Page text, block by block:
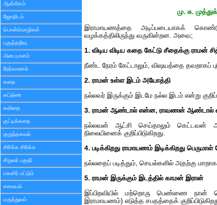
ஆன்மிகம்
ஜோதிடம்
பொன்மொழிகள்
பகுத்தறிவு
அடையாளம்
நேர்காணல்
கதை
கட்டுரை
கவிதை
குட்டிக்கதை
குறுந்தகவல்
சிரிக்க சிரிக்க
சிறுவர் பகுதி
மகளிர் மட்டும்
சமையல்
மருத்துவம்
மு. சு.
இராமாயணத்தை அடிப்படையாகக்
வழக்கத்திலிருந்து வருகின்றன. அவை;
1. விடிய விடிய கதை கேட்டு சீதைக்கு ராமன்
நீண்ட நேரம் கேட்டாலும், விஷயத்தை தவறாகப்
2. ராமன் உள்ள இடம் அயோத்தி
நல்லவர் இருக்கும் இடமே நல்ல இடம் என்று
3. ராமன் ஆண்டால் என்ன, ராவணன் ஆண்டால்
நல்லவன் ஆட்சி செய்தாலும் கெட்டவன்
நிலையினைக் குறிப்பிடுகிறது.
4. படிக்கிறது ராமாயணம் இடிக்கிறது
நல்லதைப் படித்தும், செயல்களில் அதற்கு மாறாக
5. ராமன் இருக்கும் இடத்தில் காமன் இரான்
இப்பிறவியில் மற்றொரு பெண்ணை
இராமாயணம்) எடுத்த சபதத்தைக்